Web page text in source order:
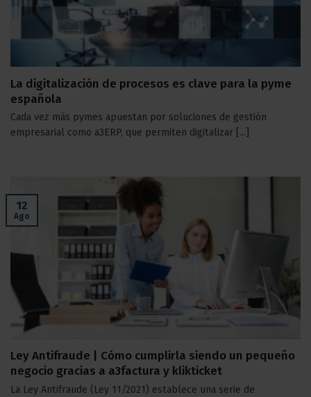
La digitalización de procesos es clave para la pyme
española
Cada vez más pymes apuestan por soluciones de gestión
empresarial como a3ERP, que permiten digitalizar [...]
Ley Antifraude | Cómo cumplirla siendo un pequeño
negocio gracias a a3factura y klikticket
La Ley Antifraude (Ley 11/2021) establece una serie de
12
Ago